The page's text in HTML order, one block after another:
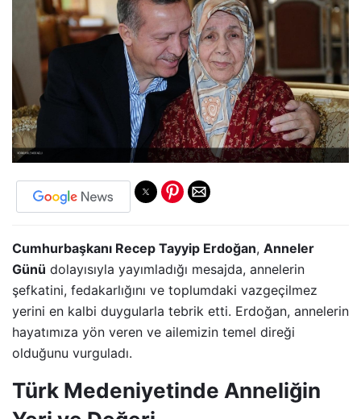
Cumhurbaşkanı Recep Tayyip Erdoğan, Anneler
Günü dolayısıyla yayımladığı mesajda, annelerin
şefkatini, fedakarlığını ve toplumdaki vazgeçilmez
yerini en kalbi duygularla tebrik etti. Erdoğan, annelerin
hayatımıza yön veren ve ailemizin temel direği
olduğunu vurguladı.
Türk Medeniyetinde Anneliğin